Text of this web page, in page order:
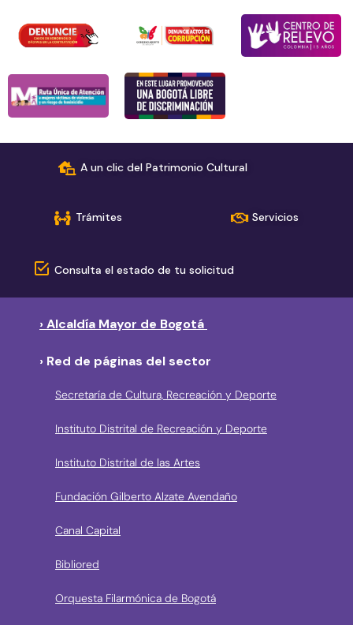
A un clic del Patrimonio Cultural
Trámites Servicios
Consulta el estado de tu solicitud
› Alcaldía Mayor de Bogotá
› Red de páginas del sector
Secretaría de Cultura, Recreación y Deporte
Instituto Distrital de Recreación y Deporte
Instituto Distrital de las Artes
Fundación Gilberto Alzate Avendaño
Canal Capital
Bibliored
Orquesta Filarmónica de Bogotá